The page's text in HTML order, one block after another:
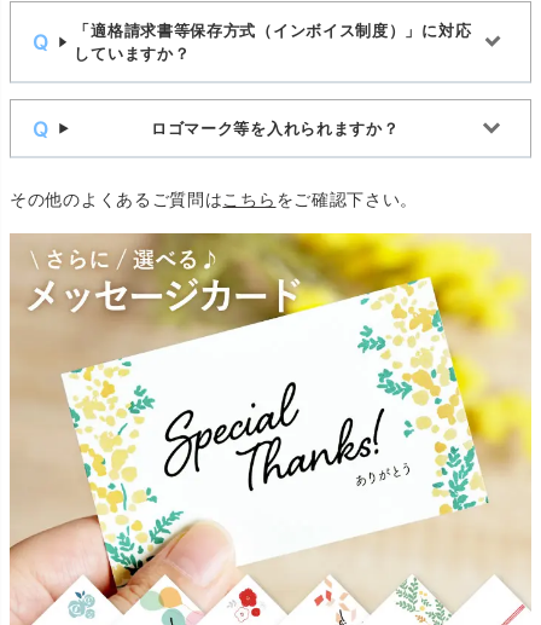
「適格請求書等保存方式（インボイス制度）」に対応
していますか？
ロゴマーク等を入れられますか？
その他のよくあるご質問はこちら をご確認下さい。